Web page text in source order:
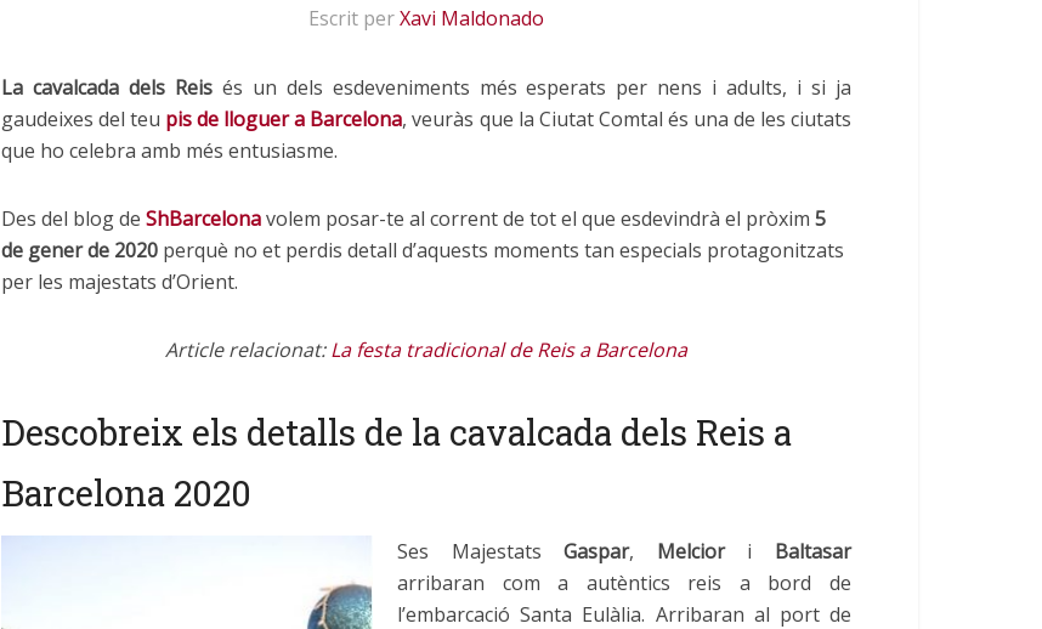
Escrit perXavi Maldonado
La cavalcada dels Reisés un dels esdeveniments més esperats per nens i adults, i si ja
gaudeixes del teu pis de lloguer a Barcelona, veuràs que la Ciutat Comtal és una de les ciutats
que ho celebra amb més entusiasme.
Des del blog de ShBarcelonavolem posar-te al corrent de tot el que esdevindrà el pròxim 5
de gener de 2020 perquè no et perdis detall d’aquests moments tan especials protagonitzats
per les majestats d’Orient.
Article relacionat:La festa tradicional de Reis a Barcelona
Descobreix els detalls de la cavalcada dels Reis a
Barcelona 2020
Ses MajestatsGaspar, Melciori Baltasar
arribaran com a autèntics reis a bord de
l’embarcació Santa Eulàlia. Arribaran al port de